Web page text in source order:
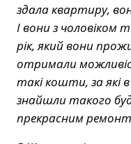
здала квартиру,
І вони з
рік, який вони
отримали
такі кошти, за які
знайшли такого
прекрасним